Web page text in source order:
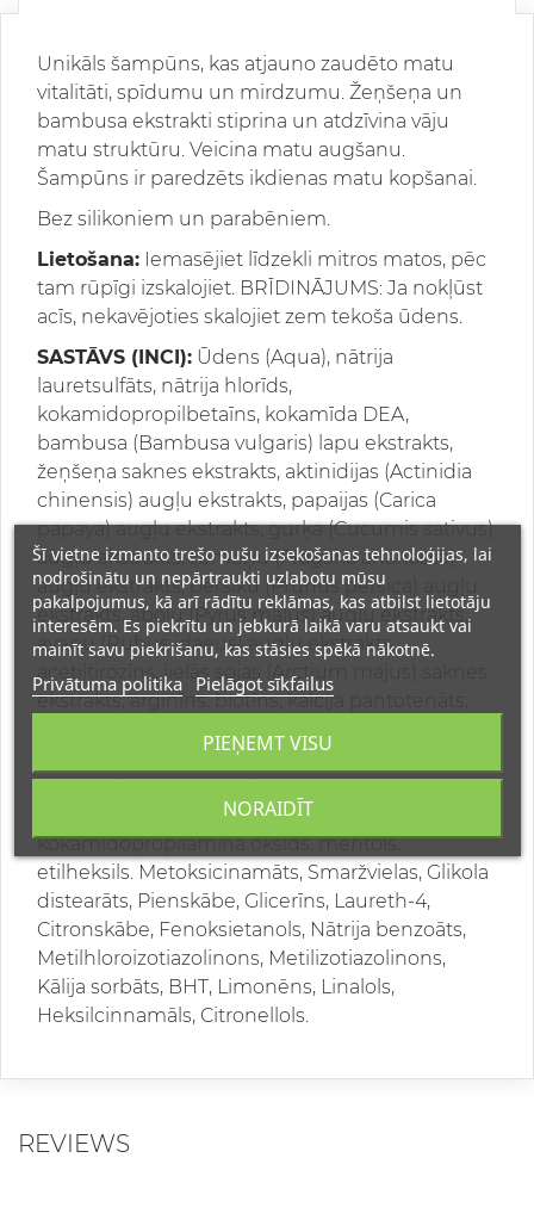
Unikāls šampūns, kas atjauno zaudēto matu
vitalitāti, spīdumu un mirdzumu. Žeņšeņa un
bambusa ekstrakti stiprina un atdzīvina vāju
matu struktūru. Veicina matu augšanu.
Šampūns ir paredzēts ikdienas matu kopšanai.
Bez silikoniem un parabēniem.
Lietošana: Iemasējiet līdzekli mitros matos, pēc
tam rūpīgi izskalojiet. BRĪDINĀJUMS: Ja nokļūst
acīs, nekavējoties skalojiet zem tekoša ūdens.
SASTĀVS (INCI): Ūdens (Aqua), nātrija
lauretsulfāts, nātrija hlorīds,
kokamidopropilbetaīns, kokamīda DEA,
bambusa (Bambusa vulgaris) lapu ekstrakts,
žeņšeņa saknes ekstrakts, aktinidijas (Actinidia
chinensis) augļu ekstrakts, papaijas (Carica
papaya) augļu ekstrakts, gurķa (Cucumis sativus)
augļu ekstrakts, zemeņu (Fragaria ananassa)
augļu ekstrakts, persiku (Prunus persica) augļu
ekstrakts, ābolu (Pyrus malus) augļu ekstrakts,
aveņu (Rubus idaeus) augļu ekstrakts,
acetiltirozīns, lielās sojas (Arctium majus) saknes
ekstrakts, arginīns, biotīns, kalcija pantotenāts,
sojas proteīns, niacinamīds, ornitīna hidrohlorīds,
PEG-12 dimetikons, polikvaternijs-11, cinka
glikonāts, polikvaternijs-10, polikvaternijs-7,
kokamidopropilamīna oksīds, mentols,
etilheksils. Metoksicinamāts, Smaržvielas, Glikola
distearāts, Pienskābe, Glicerīns, Laureth-4,
Citronskābe, Fenoksietanols, Nātrija benzoāts,
Metilhloroizotiazolinons, Metilizotiazolinons,
Kālija sorbāts, BHT, Limonēns, Linalols,
Heksilcinnamāls, Citronellols.
REVIEWS
Šī vietne izmanto trešo pušu izsekošanas tehnoloģijas, lai
nodrošinātu un nepārtraukti uzlabotu mūsu
pakalpojumus, kā arī rādītu reklāmas, kas atbilst lietotāju
interesēm. Es piekrītu un jebkurā laikā varu atsaukt vai
mainīt savu piekrišanu, kas stāsies spēkā nākotnē.
Privātuma politika Pielāgot sīkfailus
NORAIDĪT
PIEŅEMT VISU